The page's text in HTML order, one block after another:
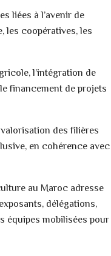
liées à l’avenir de
les coopératives, les
l’intégration de
financement de projets
des filières
en cohérence avec
au Maroc adresse
délégations,
équipes mobilisées pour